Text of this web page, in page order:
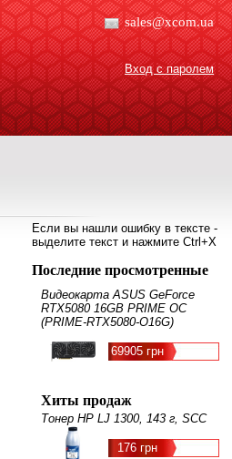
sales@xcom.ua
Вход с паролем
Если вы нашли ошибку в тексте -
выделите текст и нажмите Ctrl+X
Последние просмотренные
Видеокарта ASUS GeForce
RTX5080 16GB PRIME OC
(PRIME-RTX5080-O16G)
69905 грн
Хиты продаж
Тонер HP LJ 1300, 143 г, SCC
176 грн